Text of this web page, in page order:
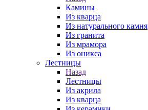
Камины
Из кварца
Из натурального камня
Из гранита
Из мрамора
Из оникса
Лестницы
Назад
Лестницы
Из акрила
Из кварца